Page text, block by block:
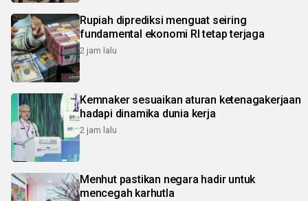
Rupiah diprediksi menguat seiring
fundamental ekonomi RI tetap terjaga
2 jam lalu
Kemnaker sesuaikan aturan ketenagakerjaan
hadapi dinamika dunia kerja
2 jam lalu
Menhut pastikan negara hadir untuk
mencegah karhutla